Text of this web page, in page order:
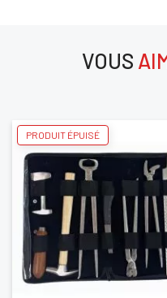
VOUS
PRODUIT ÉPUISÉ
ANNULER